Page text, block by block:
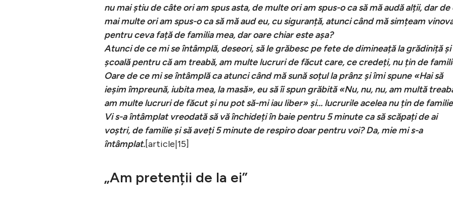
nu mai știu de câte ori am spus asta, de multe ori am spus-o ca să mă audă alții, dar de
mai multe ori am spus-o ca să mă aud eu, cu siguranță, atunci când mă simțeam
pentru ceva față de familia mea, dar oare chiar este așa?
Atunci de ce mi se întâmplă, deseori, să le grăbesc pe fete de dimineață la grădiniță și
școală pentru că am treabă, am multe lucruri de făcut care, ce credeți, nu țin de
Oare de ce mi se întâmplă ca atunci când mă sună soțul la prânz și îmi spune «Hai să
ieșim împreună, iubita mea, la masă», eu să îi spun grăbită «Nu, nu, nu, am multă
am multe lucruri de făcut și nu pot să-mi iau liber» și... lucrurile acelea nu țin de
Vi s-a întâmplat vreodată să vă închideți în baie pentru 5 minute ca să scăpați de ai
voștri, de familie și să aveți 5 minute de respiro doar pentru voi? Da, mie mi s-a
întâmplat.[article|15]
„Am pretenții de la ei”